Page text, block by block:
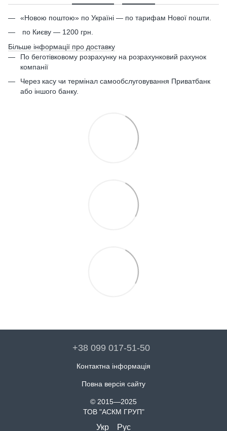
«Новою поштою» по Україні — по тарифам Нової пошти.
по Києву — 1200 грн.
Більше інформації про доставку
По беготівковому розрахунку на розрахунковий рахунок
компанії
Через касу чи термінал самообслуговування Приватбанк
або іншого банку.
+38 099 017-51-50
Контактна інформація
Повна версія сайту
© 2015—2025
ТОВ "АСКМ ГРУП"
Укр Рус